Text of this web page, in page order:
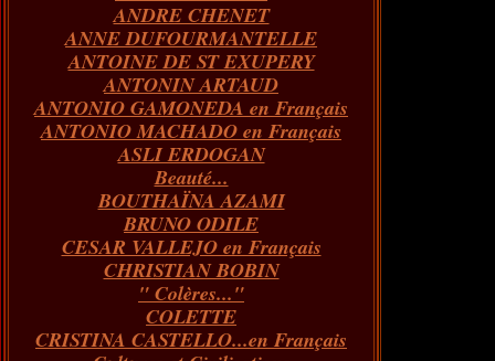
Janvier(60)
Février(68)
Janvier(86)
Mars(65)
Février(70)
Janvier(66)
Avril(76)
Mars(66)
Février(67)
Janvier(73)
Mai(82)
Avril(62)
Mars(66)
Février(55)
Janvier(43)
Juin(84)
Mai(89)
Avril(59)
Mars(73)
Février(54)
Janvier(51)
Juillet(72)
Juin(65)
Mai(97)
Avril(73)
Mars(100)
Février(146)
Janvier(124)
Août(40)
Juillet(31)
Juin(26)
ANDRE CHENET
ANNE DUFOURMANTELLE
ANTOINE DE ST EXUPERY
ANTONIN ARTAUD
ANTONIO GAMONEDA en Français
ANTONIO MACHADO en Français
ASLI ERDOGAN
Beauté...
BOUTHAÏNA AZAMI
BRUNO ODILE
CESAR VALLEJO en Français
CHRISTIAN BOBIN
" Colères..."
COLETTE
CRISTINA CASTELLO...en Français